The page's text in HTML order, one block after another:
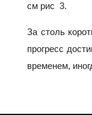
см рис 3.
За столь
прогресс
временем,